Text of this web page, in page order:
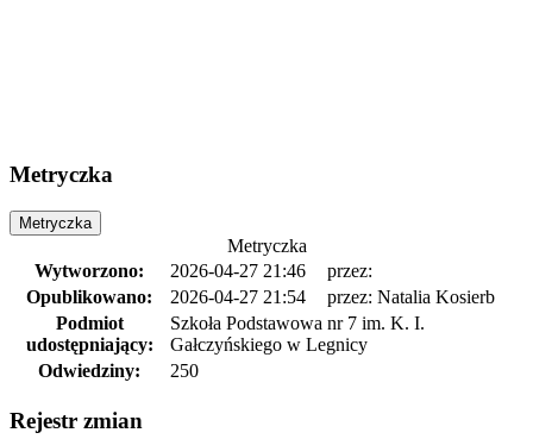
Metryczka
Metryczka
Metryczka
Wytworzono:
2026-04-27 21:46
przez:
Opublikowano:
2026-04-27 21:54
przez: Natalia Kosierb
Podmiot
udostępniający:
Szkoła Podstawowa nr 7 im. K. I.
Gałczyńskiego w Legnicy
Odwiedziny:
250
Rejestr zmian